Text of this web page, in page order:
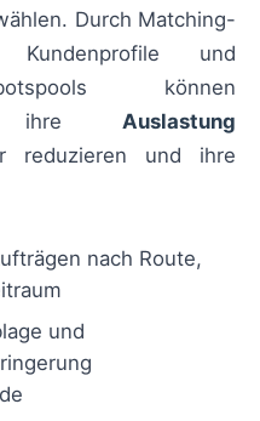
Durch Matching-
Kundenprofile und
können
ihre Auslastung
reduzieren und ihre
nach Route,
und